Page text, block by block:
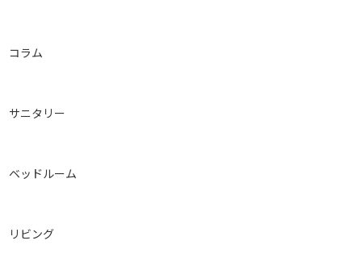
コラム
サニタリー
ベッドルーム
リビング